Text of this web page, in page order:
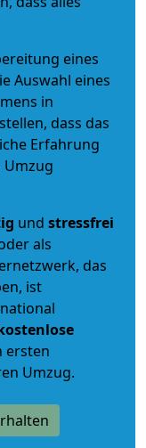
eines
Auswahl eines
in
dass das
Erfahrung
und stressfrei
als
das
ist
ersten
Umzug.